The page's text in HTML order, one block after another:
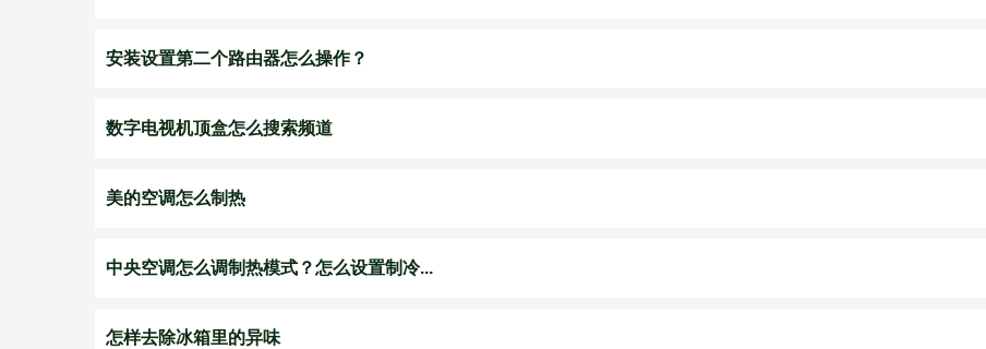
安装设置第二个路由器怎么操作？
数字电视机顶盒怎么搜索频道
美的空调怎么制热
中央空调怎么调制热模式？怎么设置制冷...
怎样去除冰箱里的异味